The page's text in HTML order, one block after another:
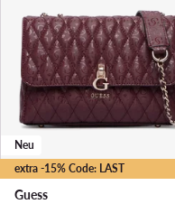
extra -15% Code: LAST
Neu
Guess